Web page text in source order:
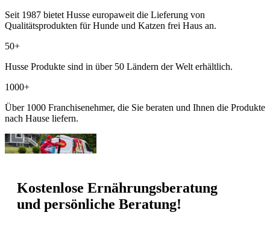
Seit 1987 bietet Husse europaweit die Lieferung von
Qualitätsprodukten für Hunde und Katzen frei Haus an.
50+
Husse Produkte sind in über 50 Ländern der Welt erhältlich.
1000+
Über 1000 Franchisenehmer, die Sie beraten und Ihnen die Produkte
nach Hause liefern.
Kostenlose Ernährungsberatung
und persönliche Beratung!